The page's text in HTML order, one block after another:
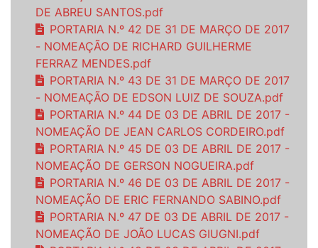
DE ABREU SANTOS.pdf
PORTARIA N.º 42 DE 31 DE MARÇO DE 2017
- NOMEAÇÃO DE RICHARD GUILHERME
FERRAZ MENDES.pdf
PORTARIA N.º 43 DE 31 DE MARÇO DE 2017
- NOMEAÇÃO DE EDSON LUIZ DE SOUZA.pdf
PORTARIA N.º 44 DE 03 DE ABRIL DE 2017 -
NOMEAÇÃO DE JEAN CARLOS CORDEIRO.pdf
PORTARIA N.º 45 DE 03 DE ABRIL DE 2017 -
NOMEAÇÃO DE GERSON NOGUEIRA.pdf
PORTARIA N.º 46 DE 03 DE ABRIL DE 2017 -
NOMEAÇÃO DE ERIC FERNANDO SABINO.pdf
PORTARIA N.º 47 DE 03 DE ABRIL DE 2017 -
NOMEAÇÃO DE JOÃO LUCAS GIUGNI.pdf